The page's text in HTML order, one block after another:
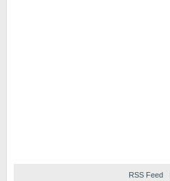
RSS Feed